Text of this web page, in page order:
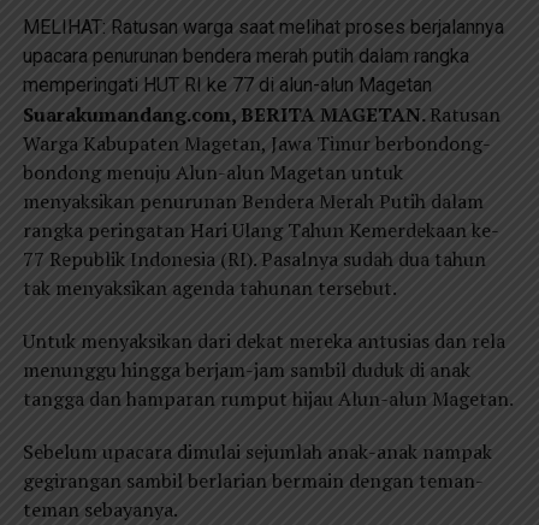
MELIHAT: Ratusan warga saat melihat proses berjalannya
upacara penurunan bendera merah putih dalam rangka
memperingati HUT RI ke 77 di alun-alun Magetan
Suarakumandang.com, BERITA MAGETAN.Ratusan
Warga Kabupaten Magetan, Jawa Timur berbondong-
bondong menuju Alun-alun Magetan untuk
menyaksikan penurunan Bendera Merah Putih dalam
rangka peringatan Hari Ulang Tahun Kemerdekaan ke-
77 Republik Indonesia (RI). Pasalnya sudah dua tahun
tak menyaksikan agenda tahunan tersebut.
Untuk menyaksikan dari dekat mereka antusias dan rela
menunggu hingga berjam-jam sambil duduk di anak
tangga dan hamparan rumput hijau Alun-alun Magetan.
Sebelum upacara dimulai sejumlah anak-anak nampak
gegirangan sambil berlarian bermain dengan teman-
teman sebayanya.